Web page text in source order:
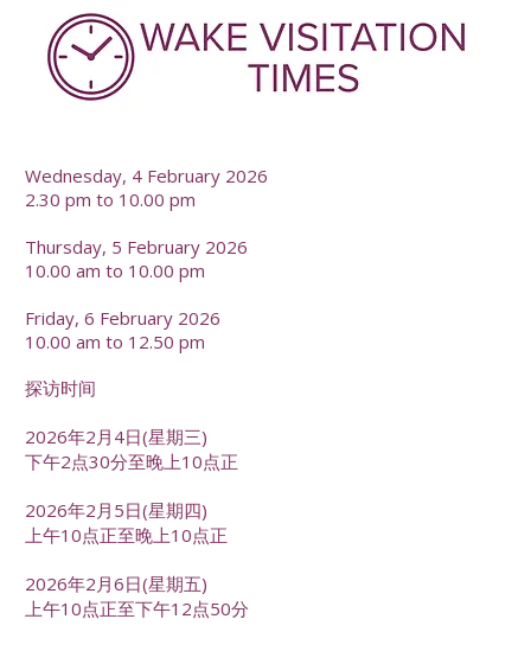
Wednesday, 4 February 2026
2.30 pm to 10.00 pm
Thursday, 5 February 2026
10.00 am to 10.00 pm
Friday, 6 February 2026
10.00 am to 12.50 pm
探访时间
2026年2月4日(星期三)
下午2点30分至晚上10点正
2026年2月5日(星期四)
上午10点正至晚上10点正
2026年2月6日(星期五)
上午10点正至下午12点50分